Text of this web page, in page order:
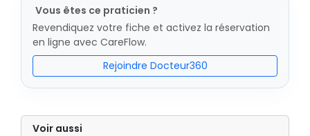
Vous êtes ce praticien ?
Revendiquez votre fiche et activez la réservation
en ligne avec CareFlow.
Rejoindre Docteur360
Voir aussi